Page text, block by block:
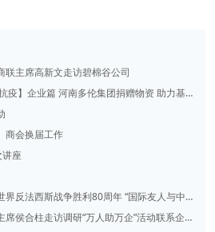
主席高新文走访碧棉谷公司
业篇 河南多伦集团捐赠物资 助力基层一线疫情防控
商会换届工作
讲座
斯战争胜利80周年 “国际友人与中国抗战”专题展开展
侯合柱走访调研“万人助万企”活动联系企业